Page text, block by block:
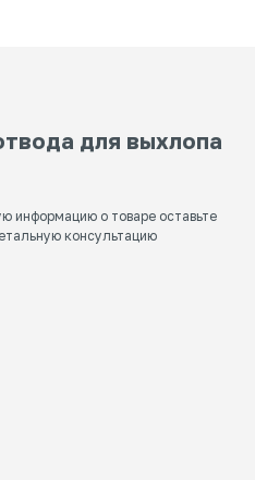
для выхлопа
информацию о товаре оставьте
консультацию